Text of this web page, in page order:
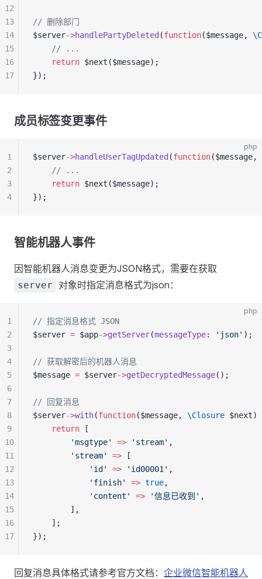
// 删除部门
$server->handlePartyDeleted (function($message,
    // ...
    return
$next($message);
});
12
13
14
15
16
17
成员标签变更事件
php
$server->handleUserTagUpdated (function($message,
    // ...
    return
$next($message);
});
1
2
3
4
智能机器人事件
因智能机器人消息变更为JSON格式，需要在获取
server 对象时指定消息格式为json：
php
// 指定消息格式 JSON
$server = $app->getServer(messageType: 'json' );
// 获取解密后的机器人消息
$message = $server->getDecryptedMessage();
// 回复消息
$server->with(function($message, \Closure $next)
    return
[
        'msgtype'
=> 'stream' ,
        'stream'
=> [
            'id'
=> 'id00001' ,
            'finish'
=> true,
            'content'
=> '信息已收到' ,
        ],
    ];
});
1
2
3
4
5
6
7
8
9
10
11
12
13
14
15
16
17
回复消息具体格式请参考官方文档： 企业微信智能机器人